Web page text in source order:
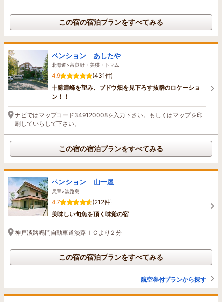
この宿の宿泊プランをすべてみる
ペンション あしたや
北海道>富良野・美瑛・トマム
4.9
(431件)
十勝連峰を望み、ブドウ畑を見下ろす抜群のロケーショ
ン！！
ナビではマップコード349120008を入力下さい。もしくはマップを印
刷していらして下さい。
この宿の宿泊プランをすべてみる
ペンション 山一屋
兵庫>淡路島
4.7
(212件)
美味しい旬魚を頂く味覚の宿
神戸淡路鳴門自動車道淡路ＩＣより２分
この宿の宿泊プランをすべてみる
航空券付プランから探す